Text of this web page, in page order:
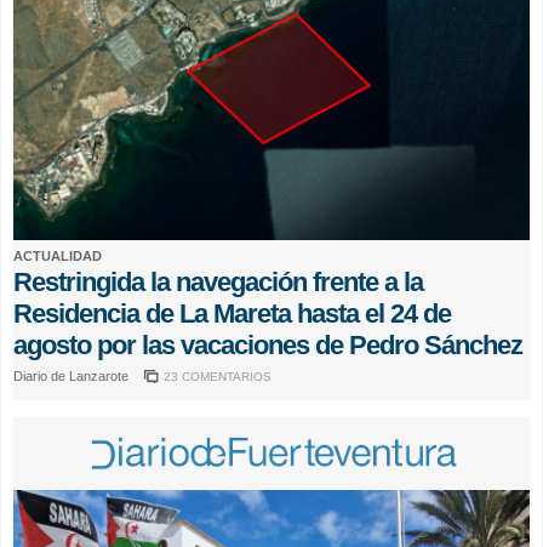
ACTUALIDAD
Restringida la navegación frente a la
Residencia de La Mareta hasta el 24 de
agosto por las vacaciones de Pedro Sánchez
Diario de Lanzarote 23 COMENTARIOS